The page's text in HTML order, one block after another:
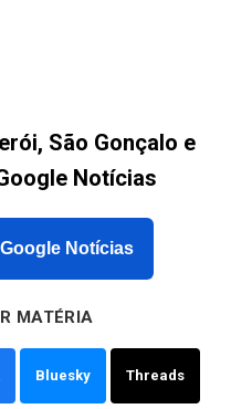
São Gonçalo e
Notícias
Notícias
MATÉRIA
Bluesky Threads